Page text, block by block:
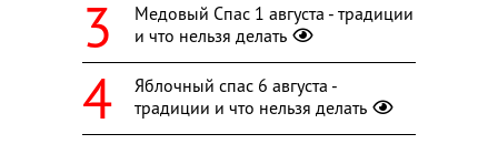
Медовый Спас 1 августа - традиции
и что нельзя делать
Яблочный спас 6 августа -
традиции и что нельзя делать